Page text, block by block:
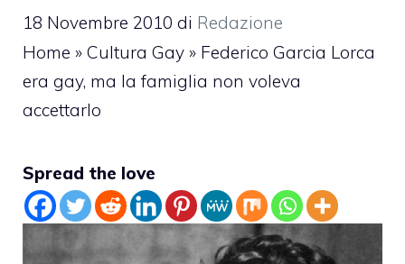
18 Novembre 2010 di Redazione
Home » Cultura Gay » Federico Garcia Lorca
era gay, ma la famiglia non voleva
accettarlo
Spread the love